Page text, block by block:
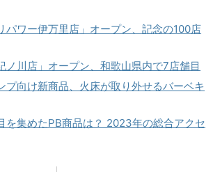
パワー伊万里店」オープン、記念の100店
ノ川店」オープン、和歌山県内で7店舗目
プ向け新商品、火床が取り外せるバーベキ
を集めたPB商品は？ 2023年の総合アクセ